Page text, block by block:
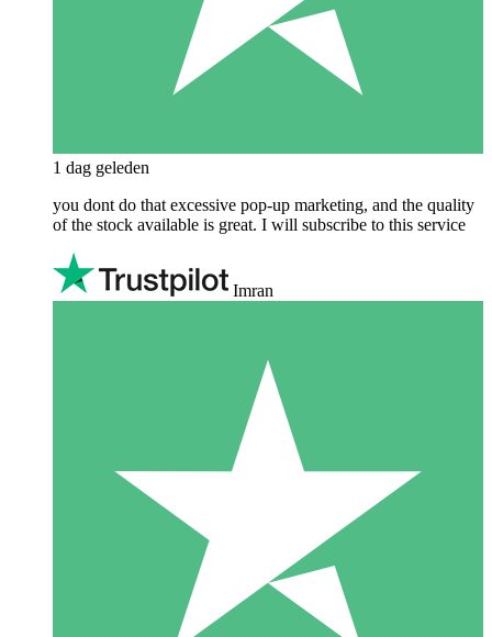
1 dag geleden
you dont do that excessive pop-up marketing, and the quality
of the stock available is great. I will subscribe to this service
Imran